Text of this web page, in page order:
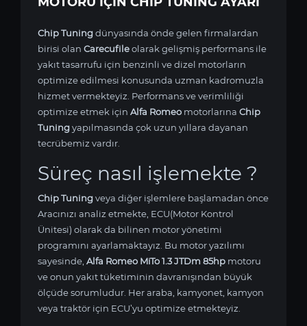
Chip Tuningdünyasında önde gelen firmalardan
birisi olan Carecufileolarak gelişmiş performans ile
yakıt tasarrufu için benzinli ve dizel motorların
optimize edilmesi konusunda uzman kadromuzla
hizmet vermekteyiz. Performans ve verimliliği
optimize etmek için Alfa Romeo motorlarına Chip
Tuningyapılmasında çok uzun yıllara dayanan
tecrübemiz vardır.
Süreç nasıl işlemekte ?
Chip Tuningveya diğer işlemlere başlamadan önce
Aracınızı analiz etmekte, ECU(Motor Kontrol
Ünitesi) olarak da bilinen motor yönetimi
programını ayarlamaktayız. Bu motor yazılımı
sayesinde, Alfa Romeo MiTo 1.3 JTDm 85hp motoru
ve onun yakıt tüketiminin davranışından büyük
ölçüde sorumludur. Her araba, kamyonet, kamyon
veya traktör için ECU’yu optimize etmekteyiz.